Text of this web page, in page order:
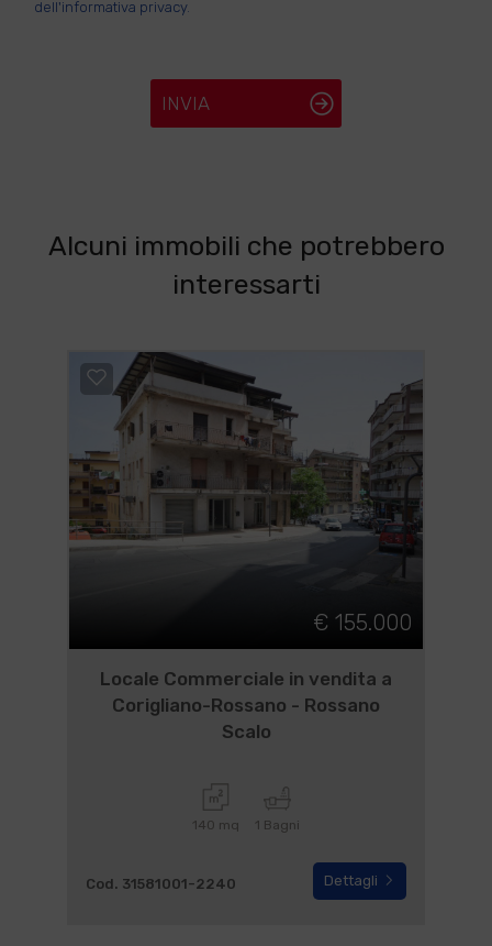
dell'informativa privacy.
INVIA
Alcuni immobili che potrebbero
interessarti
€ 155.000
Locale Commerciale in vendita a
Corigliano-Rossano - Rossano
Scalo
140 mq 1 Bagni
Cod. 31581001-2240 Dettagli